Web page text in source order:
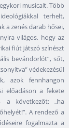
musicalt. Több
terhelt,
a zenés darab hősei,
világos, hogy az
fiút játszó színészt
bevándorlót”, sőt,
védekezésül
azok fennhangon
előadáson a fekete
a következőt: „ha
A rendező a
fogalmazta a